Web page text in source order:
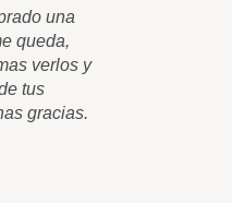
una
queda,
verlos y
tus
gracias.